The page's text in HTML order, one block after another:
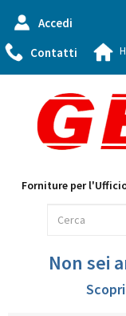
Accedi
Contatti
Forniture per
Non sei